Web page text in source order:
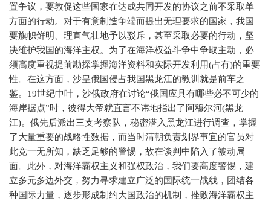
置争议，要敦促这些国家在达成共同开发的协议之前不采取单
方面的行动。对于有意制造争端而提出无理要求的国家，我国
要旗帜鲜明、理直气壮地予以驳斥，甚至采取必要的行动，坚
决维护我国的海洋主权。为了在海洋权益斗争中争取主动，必
须高度重视提前勘探掌握海洋资料和实际开发利用(占有)的重要
性。在这方面，沙皇俄国侵占我国黑龙江的教训就是前车之
鉴。 19世纪中叶，沙俄政府在讨论“俄国应具有哪些必不可少的
海岸据点”时，彼得大帝就直言不讳地指出了阿穆尔河(黑龙
江)。俄先后派出三支考察队，秘密潜入黑龙江进行调查，掌握
了大量重要的战略性数据，而当时清朝负责划界事宜的官员对
此竞一无所知，缺乏足够的警惕，故在谈判中陷入了被动局
面。此外，对海洋霸权主义和强权政治，我们要高度警惕，建
立多元多边外交，努力寻求建立广泛的国际统一战线，团结各
种国际力量，逐步形成制约大国政治的机制，挫败海洋霸权主